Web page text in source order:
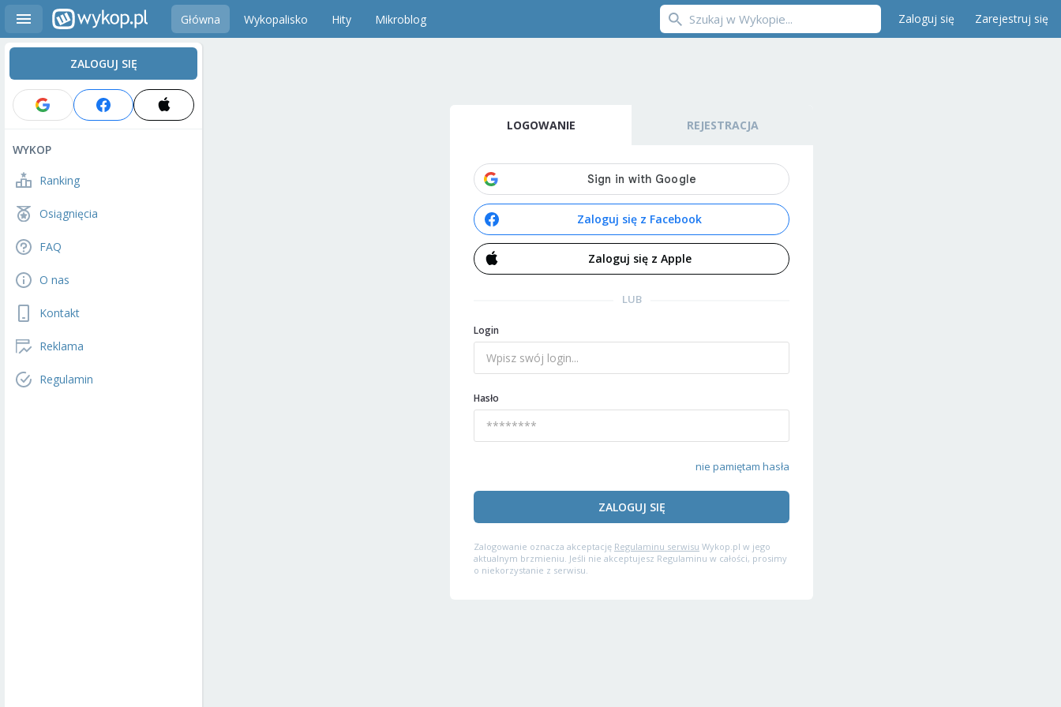
Główna Wykopalisko Hity Mikroblog Zaloguj się Zarejestruj się
ZALOGUJ SIĘ
WYKOP
Ranking
Osiągnięcia
FAQ
O nas
Kontakt
Reklama
Regulamin
LOGOWANIE REJESTRACJA
Zaloguj się z Facebook
Zaloguj się z Apple
LUB
Login
Hasło
nie pamiętam hasła
ZALOGUJ SIĘ
Zalogowanie oznacza akceptację Regulaminu serwisu Wykop.pl w jego
aktualnym brzmieniu. Jeśli nie akceptujesz Regulaminu w całości, prosimy
o niekorzystanie z serwisu.